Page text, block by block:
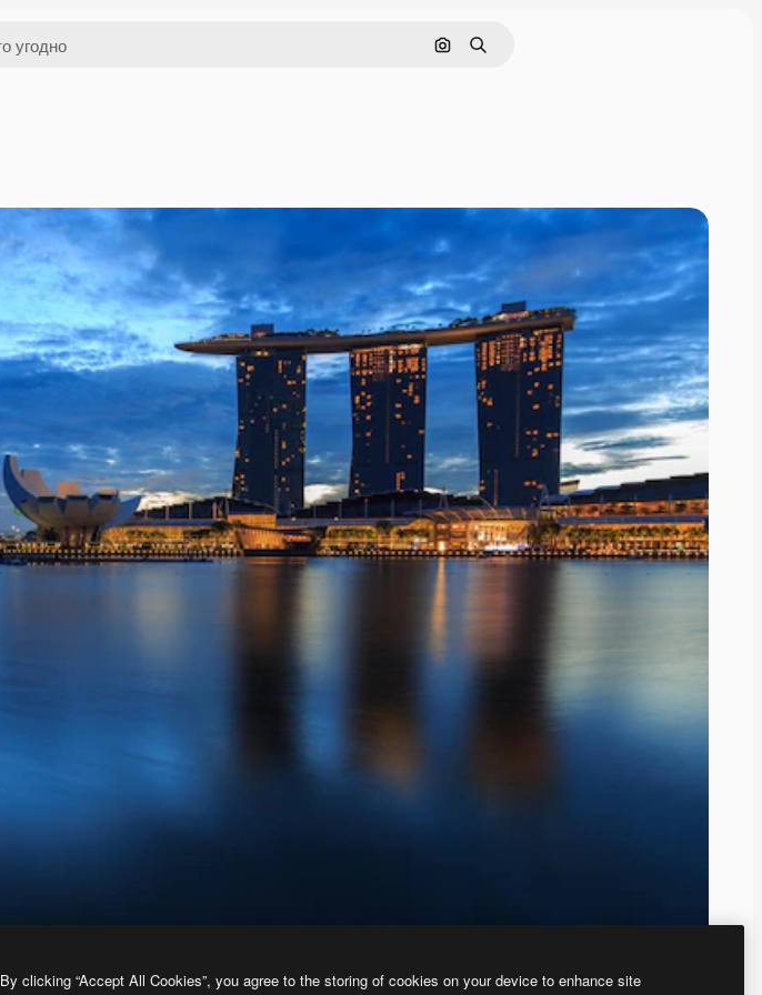
Поиск по изображению
Поиск
By clicking “Accept All Cookies”, you agree to the storing of cookies on your device to enhance site